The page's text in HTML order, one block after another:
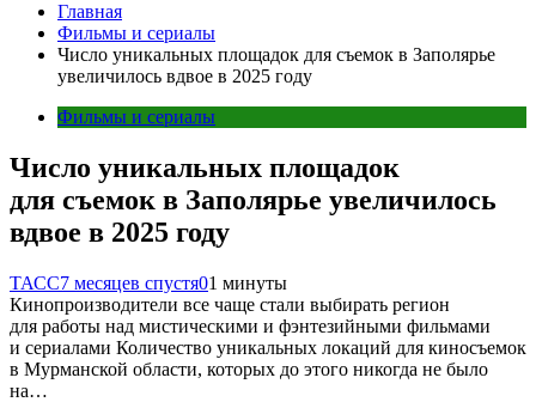
Главная
Фильмы и сериалы
Число уникальных площадок для съемок в Заполярье
увеличилось вдвое в 2025 году
Фильмы и сериалы
Число уникальных площадок
для съемок в Заполярье увеличилось
вдвое в 2025 году
ТАСС7 месяцев спустя01 минуты
Кинопроизводители все чаще стали выбирать регион
для работы над мистическими и фэнтезийными фильмами
и сериалами Количество уникальных локаций для киносъемок
в Мурманской области, которых до этого никогда не было
на…